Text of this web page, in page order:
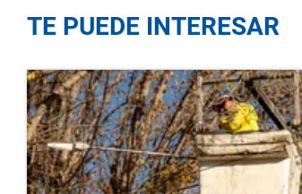
TE PUEDE INTERESAR